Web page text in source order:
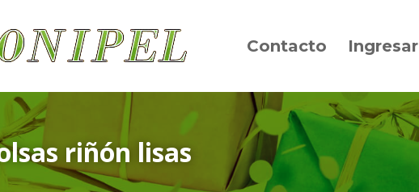
Contacto Ingresar
riñón lisas